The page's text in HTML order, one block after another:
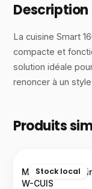
Description
La cuisine Smart
compacte et
solution idéale
renoncer à un
Produits
Stock local
Meuble de
W-CUIS